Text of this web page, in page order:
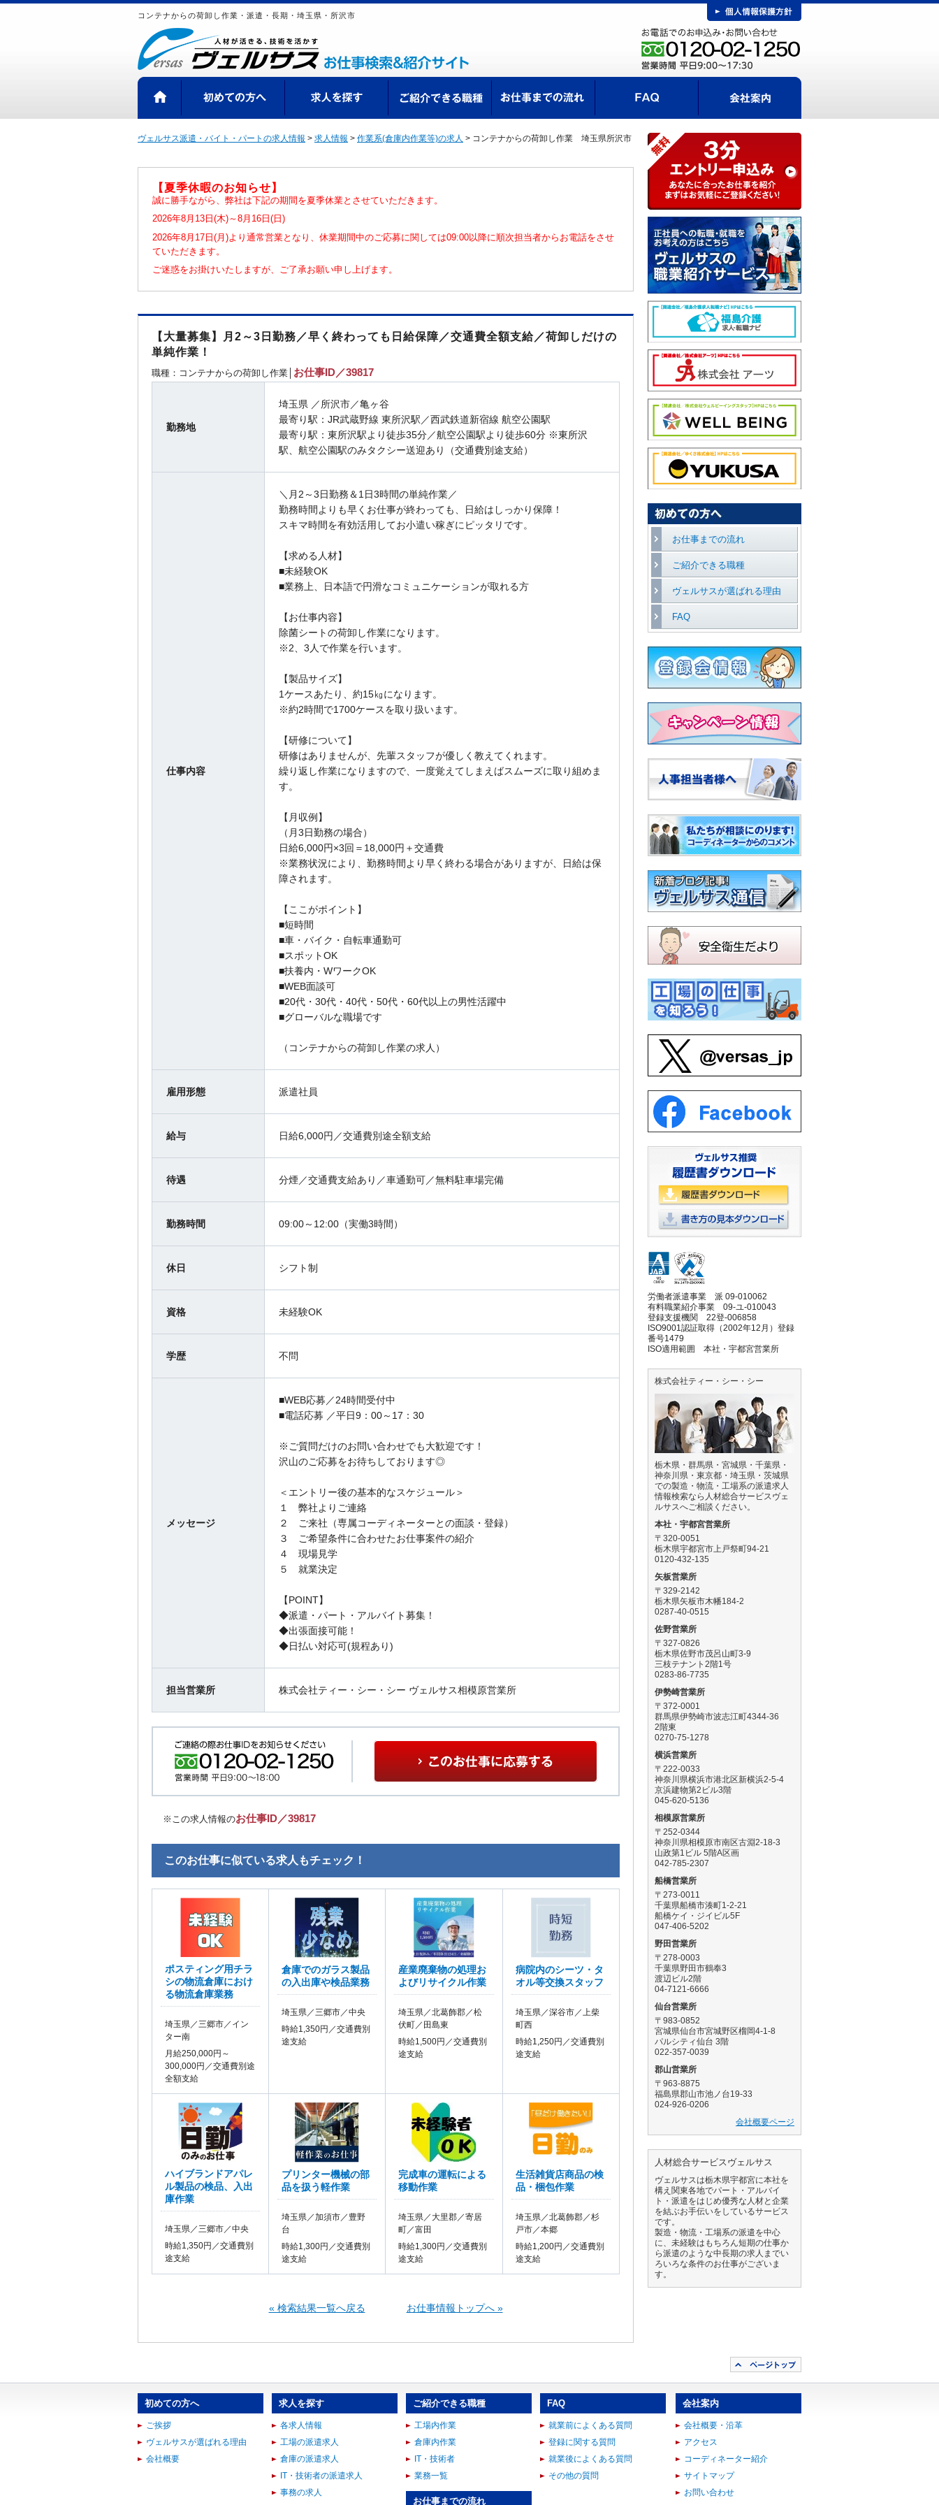
コンテナからの荷卸し作業・派遣・長期・埼玉県・所沢市
ヴェルサス派遣・バイト・パートの求人情報 > 求人情報 > 作業系(倉庫内作業等)の求人 > コンテナからの荷卸し作業 埼玉県所沢市
【夏季休暇のお知らせ】
誠に勝手ながら、弊社は下記の期間を夏季休業とさせていただきます。
2026年8月13日(木)～8月16日(日)
2026年8月17日(月)より通常営業となり、休業期間中のご応募に関しては09:00以降に順次担当者からお電話をさせ
ていただきます。
ご迷惑をお掛けいたしますが、ご了承お願い申し上げます。
【大量募集】月2～3日勤務／早く終わっても日給保障／交通費全額支給／荷卸しだけの
単純作業！
職種：コンテナからの荷卸し作業│ お仕事ID／39817
勤務地
埼玉県 ／所沢市／亀ヶ谷
最寄り駅：JR武蔵野線 東所沢駅／西武鉄道新宿線 航空公園駅
最寄り駅：東所沢駅より徒歩35分／航空公園駅より徒歩60分 ※東所沢
駅、航空公園駅のみタクシー送迎あり（交通費別途支給）
仕事内容
＼月2～3日勤務＆1日3時間の単純作業／
勤務時間よりも早くお仕事が終わっても、日給はしっかり保障！
スキマ時間を有効活用してお小遣い稼ぎにピッタリです。
【求める人材】
■未経験OK
■業務上、日本語で円滑なコミュニケーションが取れる方
【お仕事内容】
除菌シートの荷卸し作業になります。
※2、3人で作業を行います。
【製品サイズ】
1ケースあたり、約15㎏になります。
※約2時間で1700ケースを取り扱います。
【研修について】
研修はありませんが、先輩スタッフが優しく教えてくれます。
繰り返し作業になりますので、一度覚えてしまえばスムーズに取り組めま
す。
【月収例】
（月3日勤務の場合）
日給6,000円×3回＝18,000円＋交通費
※業務状況により、勤務時間より早く終わる場合がありますが、日給は保
障されます。
【ここがポイント】
■短時間
■車・バイク・自転車通勤可
■スポットOK
■扶養内・WワークOK
■WEB面談可
■20代・30代・40代・50代・60代以上の男性活躍中
■グローバルな職場です
（コンテナからの荷卸し作業の求人）
雇用形態 派遣社員
給与 日給6,000円／交通費別途全額支給
待遇 分煙／交通費支給あり／車通勤可／無料駐車場完備
勤務時間 09:00～12:00（実働3時間）
休日 シフト制
資格 未経験OK
学歴 不問
メッセージ
■WEB応募／24時間受付中
■電話応募 ／平日9：00～17：30
※ご質問だけのお問い合わせでも大歓迎です！
沢山のご応募をお待ちしております◎
＜エントリー後の基本的なスケジュール＞
１ 弊社よりご連絡
２ ご来社（専属コーディネーターとの面談・登録）
３ ご希望条件に合わせたお仕事案件の紹介
４ 現場見学
５ 就業決定
【POINT】
◆派遣・パート・アルバイト募集！
◆出張面接可能！
◆日払い対応可(規程あり)
担当営業所 株式会社ティー・シー・シー ヴェルサス相模原営業所
※この求人情報のお仕事ID／39817
このお仕事に似ている求人もチェック！
ポスティング用チラ
シの物流倉庫におけ
る物流倉庫業務
埼玉県／三郷市／イン
ター南
月給250,000円～
300,000円／交通費別途
全額支給
倉庫でのガラス製品
の入出庫や検品業務
埼玉県／三郷市／中央
時給1,350円／交通費別
途支給
産業廃棄物の処理お
よびリサイクル作業
埼玉県／北葛飾郡／松
伏町／田島東
時給1,500円／交通費別
途支給
病院内のシーツ・タ
オル等交換スタッフ
埼玉県／深谷市／上柴
町西
時給1,250円／交通費別
途支給
ハイブランドアパレ
ル製品の検品、入出
庫作業
埼玉県／三郷市／中央
時給1,350円／交通費別
途支給
プリンター機械の部
品を扱う軽作業
埼玉県／加須市／豊野
台
時給1,300円／交通費別
途支給
完成車の運転による
移動作業
埼玉県／大里郡／寄居
町／富田
時給1,300円／交通費別
途支給
生活雑貨店商品の検
品・梱包作業
埼玉県／北葛飾郡／杉
戸市／本郷
時給1,200円／交通費別
途支給
« 検索結果一覧へ戻る お仕事情報トップへ »
お仕事までの流れ
ご紹介できる職種
ヴェルサスが選ばれる理由
FAQ
労働者派遣事業 派 09-010062
有料職業紹介事業 09-ユ-010043
登録支援機関 22登-006858
ISO9001認証取得（2002年12月）登録
番号1479
ISO適用範囲 本社・宇都宮営業所
株式会社ティー・シー・シー
栃木県・群馬県・宮城県・千葉県・
神奈川県・東京都・埼玉県・茨城県
での製造・物流・工場系の派遣求人
情報検索なら人材総合サービスヴェ
ルサスへご相談ください。
本社・宇都宮営業所
〒320-0051
栃木県宇都宮市上戸祭町94-21
0120-432-135
矢板営業所
〒329-2142
栃木県矢板市木幡184-2
0287-40-0515
佐野営業所
〒327-0826
栃木県佐野市茂呂山町3-9
三枝テナント2階1号
0283-86-7735
伊勢崎営業所
〒372-0001
群馬県伊勢崎市波志江町4344-36
2階東
0270-75-1278
横浜営業所
〒222-0033
神奈川県横浜市港北区新横浜2-5-4
京浜建物第2ビル3階
045-620-5136
相模原営業所
〒252-0344
神奈川県相模原市南区古淵2-18-3
山政第1ビル 5階A区画
042-785-2307
船橋営業所
〒273-0011
千葉県船橋市湊町1-2-21
船橋ケイ・ジイビル5F
047-406-5202
野田営業所
〒278-0003
千葉県野田市鶴奉3
渡辺ビル2階
04-7121-6666
仙台営業所
〒983-0852
宮城県仙台市宮城野区榴岡4-1-8
パルシティ仙台 3階
022-357-0039
郡山営業所
〒963-8875
福島県郡山市池ノ台19-33
024-926-0206
会社概要ページ
人材総合サービスヴェルサス
ヴェルサスは栃木県宇都宮に本社を
構え関東各地でパート・アルバイ
ト・派遣をはじめ優秀な人材と企業
を結ぶお手伝いをしているサービス
です。
製造・物流・工場系の派遣を中心
に、未経験はもちろん短期の仕事か
ら派遣のような中長期の求人までい
ろいろな条件のお仕事がございま
す。
初めての方へ
ご挨拶
ヴェルサスが選ばれる理由
会社概要
求人を探す
各求人情報
工場の派遣求人
倉庫の派遣求人
IT・技術者の派遣求人
事務の求人
ご紹介できる職種
工場内作業
倉庫内作業
IT・技術者
業務一覧
お仕事までの流れ
FAQ
就業前によくある質問
登録に関する質問
就業後によくある質問
その他の質問
会社案内
会社概要・沿革
アクセス
コーディネーター紹介
サイトマップ
お問い合わせ